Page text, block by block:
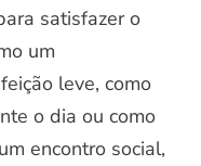
satisfazer o
um
leve, como
o dia ou como
encontro social,